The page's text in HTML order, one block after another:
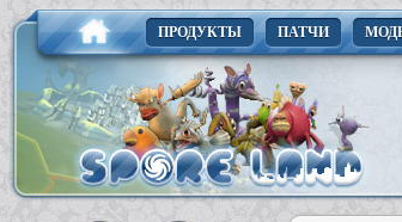
ПРОДУКТЫ ПАТЧИ